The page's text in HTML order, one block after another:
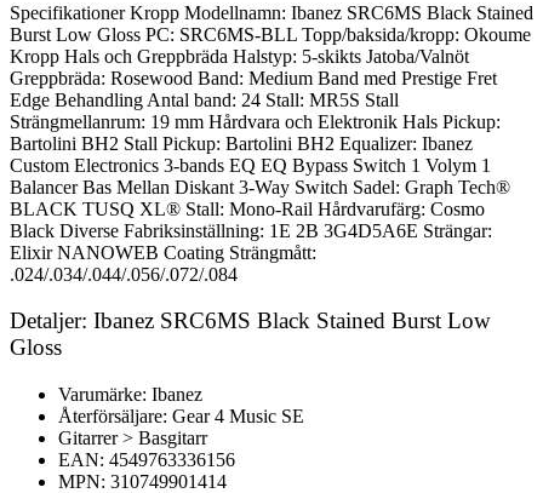
Specifikationer Kropp Modellnamn: Ibanez SRC6MS Black Stained
Burst Low Gloss PC: SRC6MS-BLL Topp/baksida/kropp: Okoume
Kropp Hals och Greppbräda Halstyp: 5-skikts Jatoba/Valnöt
Greppbräda: Rosewood Band: Medium Band med Prestige Fret
Edge Behandling Antal band: 24 Stall: MR5S Stall
Strängmellanrum: 19 mm Hårdvara och Elektronik Hals Pickup:
Bartolini BH2 Stall Pickup: Bartolini BH2 Equalizer: Ibanez
Custom Electronics 3-bands EQ EQ Bypass Switch 1 Volym 1
Balancer Bas Mellan Diskant 3-Way Switch Sadel: Graph Tech®
BLACK TUSQ XL® Stall: Mono-Rail Hårdvarufärg: Cosmo
Black Diverse Fabriksinställning: 1E 2B 3G4D5A6E Strängar:
Elixir NANOWEB Coating Strängmått:
.024/.034/.044/.056/.072/.084
Detaljer: Ibanez SRC6MS Black Stained Burst Low
Gloss
Varumärke: Ibanez
Återförsäljare: Gear 4 Music SE
Gitarrer > Basgitarr
EAN: 4549763336156
MPN: 310749901414